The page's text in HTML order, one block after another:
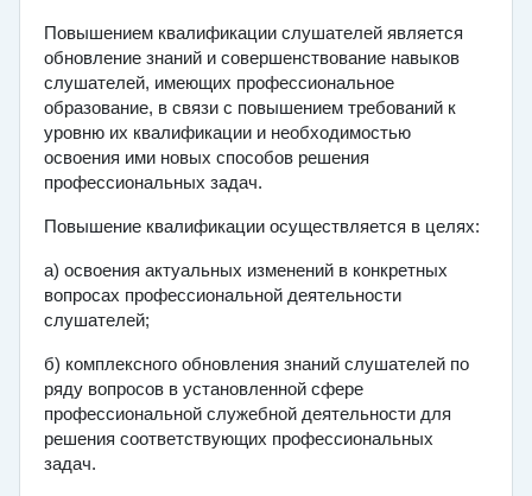
Повышением квалификации слушателей является
обновление знаний и совершенствование навыков
слушателей, имеющих профессиональное
образование, в связи с повышением требований к
уровню их квалификации и необходимостью
освоения ими новых способов решения
профессиональных задач.
Повышение квалификации осуществляется в целях:
а) освоения актуальных изменений в конкретных
вопросах профессиональной деятельности
слушателей;
б) комплексного обновления знаний слушателей по
ряду вопросов в установленной сфере
профессиональной служебной деятельности для
решения соответствующих профессиональных
задач.